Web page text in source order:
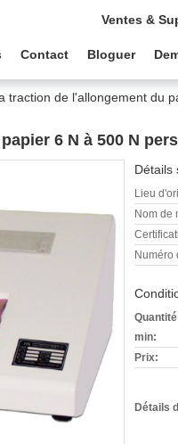
Ventes &
Contact Bloguer
traction de l'allongement du
6 N à 500 N
Détails
Lieu
Nom de
Numéro
min:
Prix:
Détails